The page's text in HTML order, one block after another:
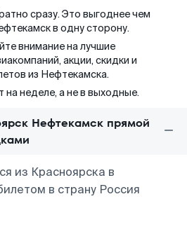
сразу. Это выгоднее чем
в одну сторону.
внимание на лучшие
акции, скидки и
из Нефтекамска.
на неделе, а не в выходные.
Нефтекамск прямой
из Красноярска в
в страну Россия